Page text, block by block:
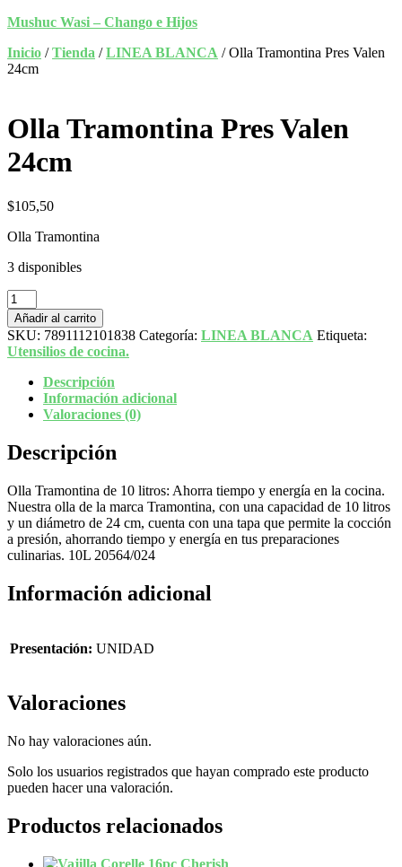
Mushuc Wasi – Chango e Hijos
Inicio /Tienda /LINEA BLANCA / Olla Tramontina Pres Valen
24cm
Olla Tramontina Pres Valen
24cm
$105,50
Olla Tramontina
3 disponibles
Añadir al carrito
SKU: 7891112101838 Categoría: LINEA BLANCA Etiqueta:
Utensilios de cocina.
Descripción
Información adicional
Valoraciones (0)
Descripción
Olla Tramontina de 10 litros: Ahorra tiempo y energía en la cocina.
Nuestra olla de la marca Tramontina, con una capacidad de 10 litros
y un diámetro de 24 cm, cuenta con una tapa que permite la cocción
a presión, ahorrando tiempo y energía en tus preparaciones
culinarias. 10L 20564/024
Información adicional
Presentación: UNIDAD
Valoraciones
No hay valoraciones aún.
Solo los usuarios registrados que hayan comprado este producto
pueden hacer una valoración.
Productos relacionados